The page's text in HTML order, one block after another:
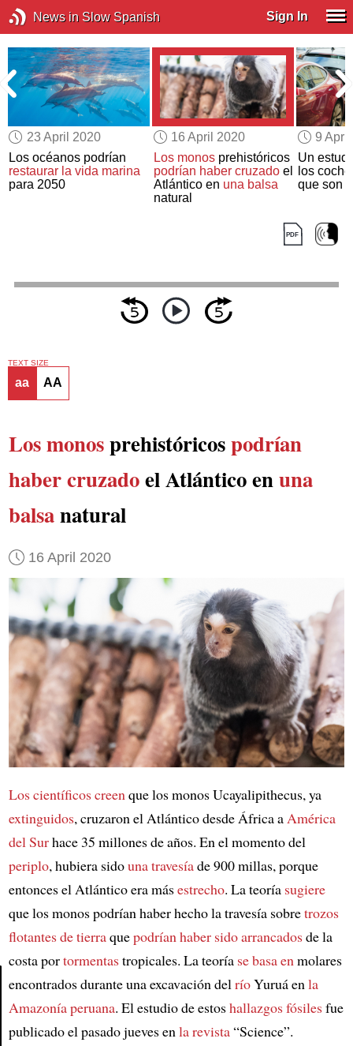
News in Slow Spanish Sign In
23 April 2020
Los océanos podrían
restaurar la vida marina
para 2050
16 April 2020
Los monosprehistóricos
podrían haber cruzadoel
Atlántico en una balsa
natural
9
Un
los
que son
Article
TEXT SIZE
aa AA
Los monosprehistóricospodrían
haber cruzadoel Atlántico enuna
balsanatural
16 April 2020
Los científicoscreen que los monos Ucayalipithecus, ya
extinguidos, cruzaron el Atlántico desde África a América
del Surhace 35 millones de años. En el momento del
periplo, hubiera sidouna travesíade 900 millas, porque
entonces el Atlántico era másestrecho. La teoría sugiere
que los monos podrían haber hecho la travesía sobretrozos
flotantes de tierraquepodrían haber sido arrancadosde la
costa portormentastropicales. La teoría se basa en molares
encontrados durante una excavación del ríoYuruá en la
Amazonía peruana. El estudio de estoshallazgos fósilesfue
publicado el pasado jueves en la revista“Science”.